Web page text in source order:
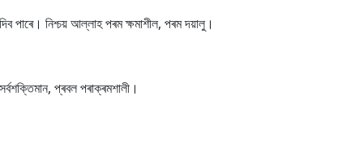
পাৰে। নিশ্চয় আল্লাহ পৰম ক্ষমাশীল, পৰম দয়ালু।
প্ৰবল পৰাক্ৰমশালী।